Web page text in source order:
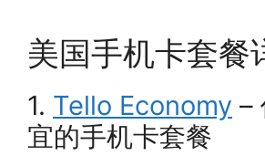
美国手机卡套餐
1. Tello Economy –
宜的手机卡套餐